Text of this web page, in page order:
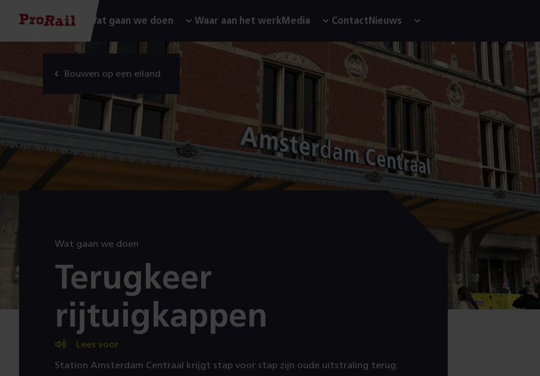
Navigatie
Homepage
Wat gaan we doen Waar aan het werk Media Contact Nieuws
Bouwen op een eiland
Wat gaan we doen
:
Terugkeer
rijtuigkappen
Lees voor
Station Amsterdam Centraal krijgt stap voor stap zijn oude uitstraling terug.